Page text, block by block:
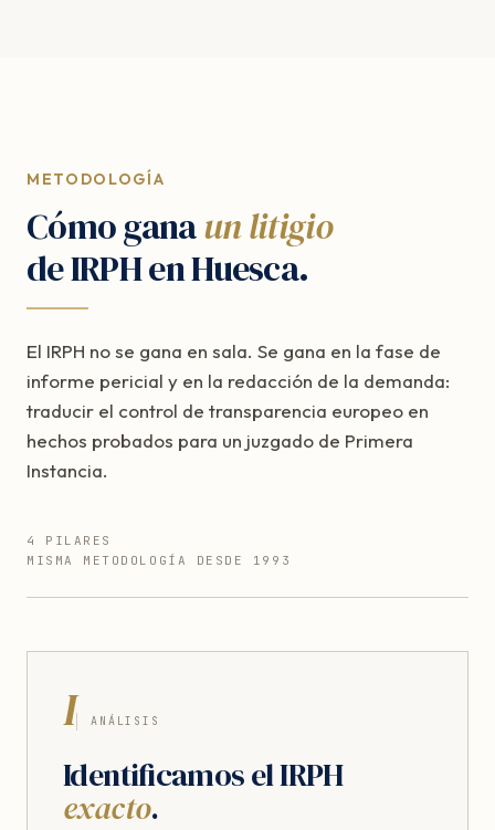
METODOLOGÍA
Cómo ganaun litigio
de IRPH en Huesca.
El IRPH no se gana en sala. Se gana en la fase de
informe pericial y en la redacción de la demanda:
traducir el control de transparencia europeo en
hechos probados para un juzgado de Primera
Instancia.
4 PILARES
MISMA METODOLOGÍA DESDE 1993
I ANÁLISIS
Identificamos el IRPH
exacto.